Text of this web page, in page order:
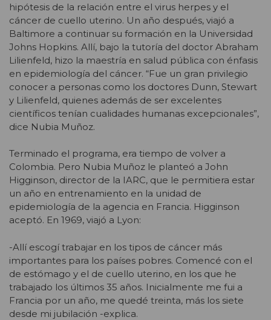
hipótesis de la relación entre el virus herpes y el
cáncer de cuello uterino. Un año después, viajó a
Baltimore a continuar su formación en la Universidad
Johns Hopkins. Allí, bajo la tutoría del doctor Abraham
Lilienfeld, hizo la maestría en salud pública con énfasis
en epidemiología del cáncer. “Fue un gran privilegio
conocer a personas como los doctores Dunn, Stewart
y Lilienfeld, quienes además de ser excelentes
científicos tenían cualidades humanas excepcionales”,
dice Nubia Muñoz.
Terminado el programa, era tiempo de volver a
Colombia. Pero Nubia Muñoz le planteó a John
Higginson, director de la IARC, que le permitiera estar
un año en entrenamiento en la unidad de
epidemiología de la agencia en Francia. Higginson
aceptó. En 1969, viajó a Lyon:
-Allí escogí trabajar en los tipos de cáncer más
importantes para los países pobres. Comencé con el
de estómago y el de cuello uterino, en los que he
trabajado los últimos 35 años. Inicialmente me fui a
Francia por un año, me quedé treinta, más los siete
desde mi jubilación -explica.